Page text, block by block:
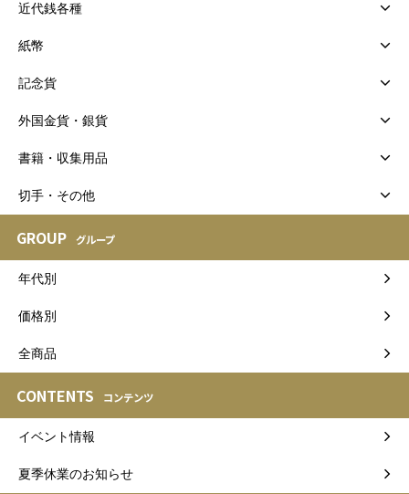
近代銭各種
紙幣
記念貨
外国金貨・銀貨
書籍・収集用品
切手・その他
GROUP グループ
年代別
価格別
全商品
CONTENTS コンテンツ
イベント情報
夏季休業のお知らせ